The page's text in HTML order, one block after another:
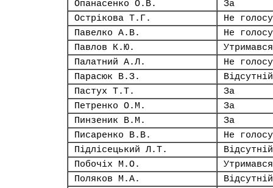
Опанасенко О.В.
За
Острікова Т.Г.
Не
Павелко А.В.
Не
Павлов К.Ю.
Утримався
Палатний А.Л.
Не
Парасюк В.З.
Відсутній
Пастух Т.Т.
За
Петренко О.М.
За
Пинзеник В.М.
За
Писаренко В.В.
Не
Підлісецький Л.Т.
Відсутній
Побочіх М.О.
Утримався
Поляков М.А.
Відсутній